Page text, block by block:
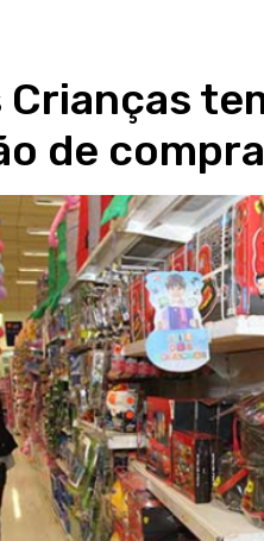
Crianças
de